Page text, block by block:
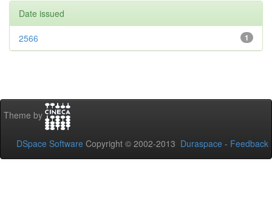
Date issued
1
2566
Theme by
DSpace Software Copyright © 2002-2013 Duraspace - Feedback